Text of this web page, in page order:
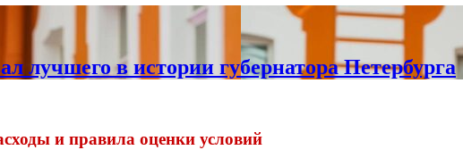
лучшего в истории губернатора Петербурга
и правила оценки условий